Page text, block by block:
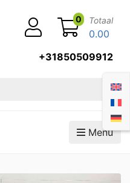
+31850509912
0 Totaal
0.00
Menu